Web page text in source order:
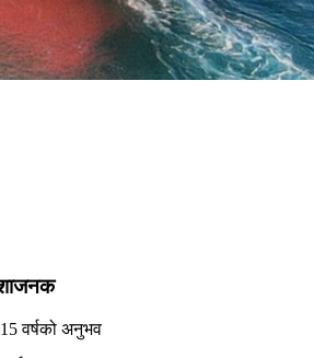
वर्षको अनुभव